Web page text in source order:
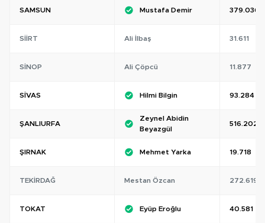
SAMSUN Mustafa Demir 379.036
SIIRT Ali İlbaş 31.611
SINOP Ali Çöpcü 11.877
SIVAS Hilmi Bilgin 93.284
ŞANLIURFA
Zeynel Abidin
Beyazgül
516.202
ŞIRNAK Mehmet Yarka 19.718
TEKIRDAĞ Mestan Özcan 272.619
TOKAT Eyüp Eroğlu 40.581